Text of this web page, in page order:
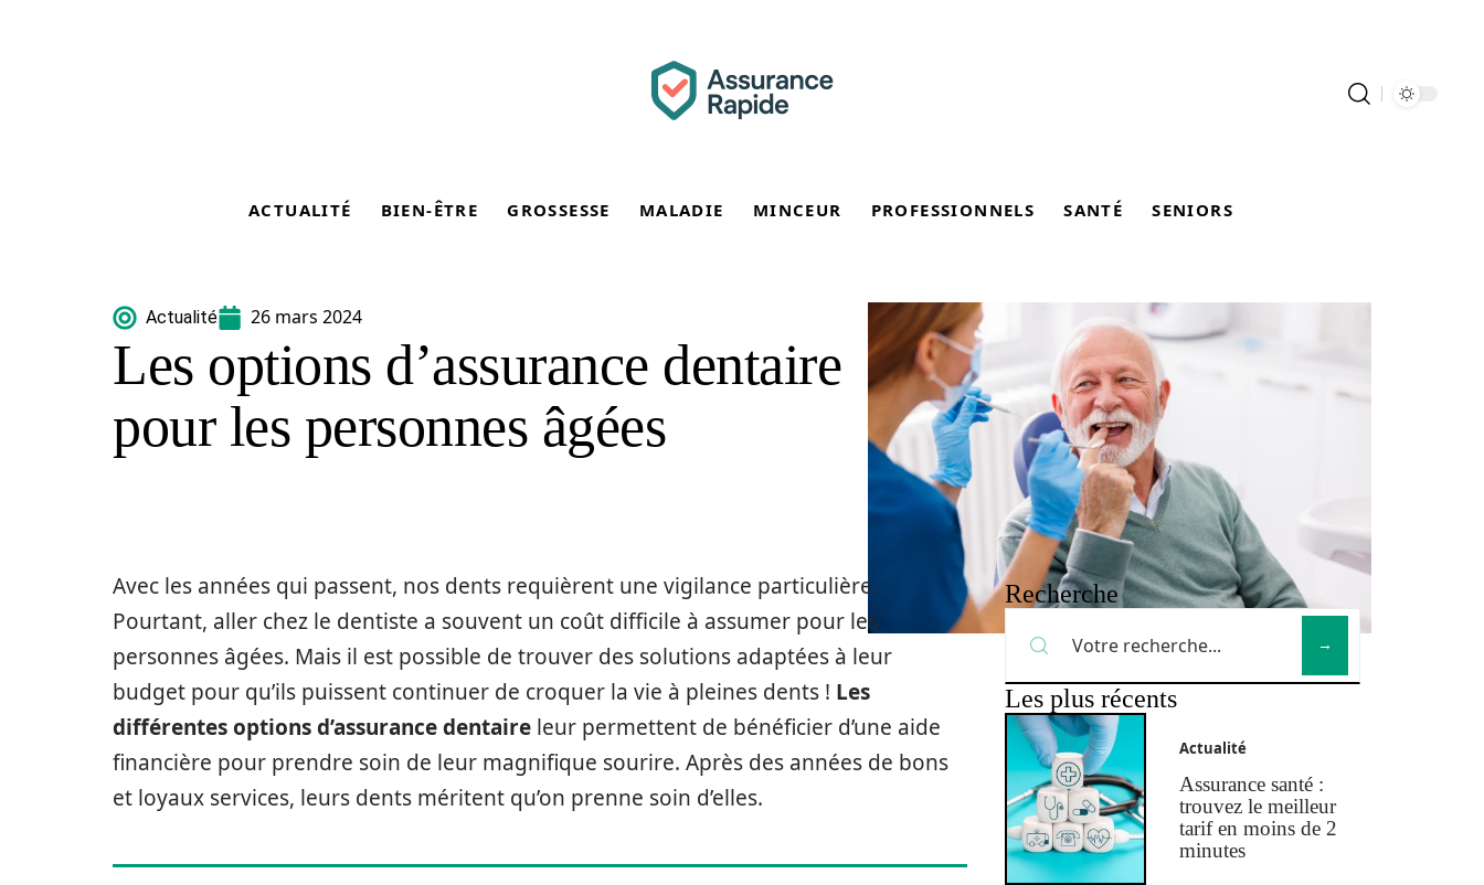
ACTUALITÉ BIEN-ÊTRE GROSSESSE MALADIE MINCEUR PROFESSIONNELS SANTÉ SENIORS
Actualité 26 mars 2024
Les options d’assurance dentaire
pour les personnes âgées
Avec les années qui passent, nos dents requièrent une vigilance particulière.
Pourtant, aller chez le dentiste a souvent un coût difficile à assumer pour les
personnes âgées. Mais il est possible de trouver des solutions adaptées à leur
budget pour qu’ils puissent continuer de croquer la vie à pleines dents ! Les
différentes options d’assurance dentaire leur permettent de bénéficier d’une aide
financière pour prendre soin de leur magnifique sourire. Après des années de bons
et loyaux services, leurs dents méritent qu’on prenne soin d’elles.
Recherche
Les plus récents
Actualité
Assurance santé :
trouvez le meilleur
tarif en moins de 2
minutes